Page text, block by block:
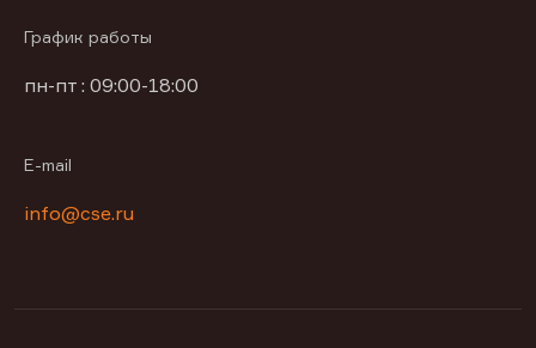
График работы
пн-пт : 09:00-18:00
E-mail
info@cse.ru